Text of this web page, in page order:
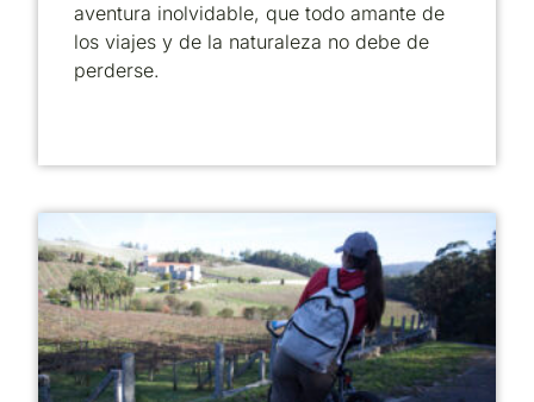
aventura inolvidable, que todo amante de
los viajes y de la naturaleza no debe de
perderse.